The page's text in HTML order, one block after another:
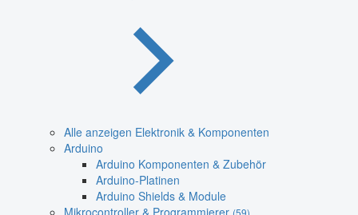
Alle anzeigen Elektronik & Komponenten
Arduino
Arduino Komponenten & Zubehör
Arduino-Platinen
Arduino Shields & Module